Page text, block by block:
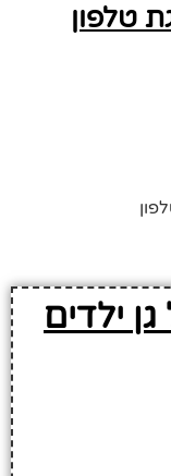
טלפון
ילדים